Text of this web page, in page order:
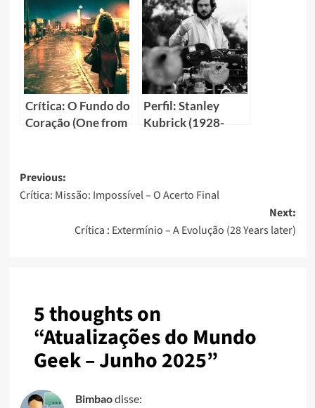
reinício da franquia
jurássica
Crítica: O Fundo do
Coração (One from
Perfil: Stanley
Kubrick (1928-
Previous:
Crítica: Missão: Impossível – O Acerto Final
Next:
Crítica : Extermínio – A Evolução (28 Years later)
5 thoughts on
“Atualizações do Mundo
Geek – Junho 2025”
Bimbaodisse: